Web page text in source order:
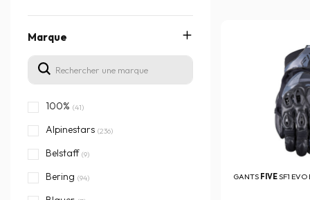
Marque
100% (41)
Alpinestars (236)
Belstaff (9)
Bering (94) GANTS FIVESF1